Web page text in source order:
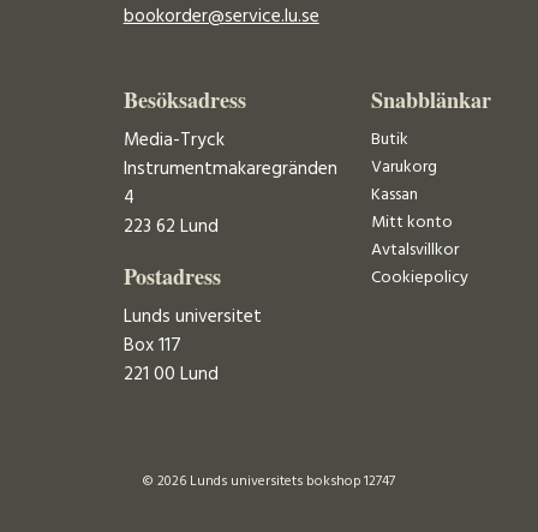
bookorder@service.lu.se
Besöksadress
Media-Tryck
Instrumentmakaregränden
4
223 62 Lund
Postadress
Lunds universitet
Box 117
221 00 Lund
Snabblänkar
Butik
Varukorg
Kassan
Mitt konto
Avtalsvillkor
Cookiepolicy
© 2026 Lunds universitets bokshop 12747